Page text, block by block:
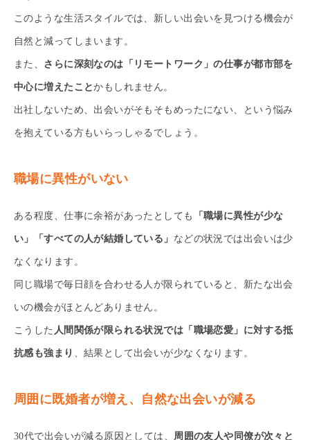
このような生活スタイルでは、新しい出会いを見つける機会が
自然と減ってしまいます。
また、 さらに深刻なのは「リモートワーク」の仕事が都市部を
中心に増えたことかもしれません。
出社しないため、出会いがそもそもめったにない、という悩み
を抱えている方もいらっしゃるでしょう。
職場に異性がいない
ある程度、仕事に余裕があったとしても 「職場に異性が少な
い」「すべての人が結婚している」 などの状況では出会いは少
なくなります。
同じ職場で毎日顔を合わせる人が限られていると、新たな出会
いの機会がほとんどありません。
こうした 人間関係が限られる状況では「職場恋愛」に対する抵
抗感も強まり 、結果として出会いが少なくなります。
周囲に既婚者が増え、自然な出会いが減る
30代で出会いが減る原因としては、 周囲の友人や同僚が次々と